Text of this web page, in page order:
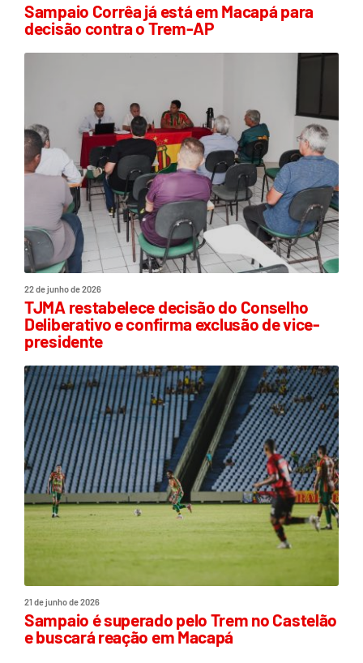
Sampaio Corrêa já está em Macapá para
decisão contra o Trem-AP
22 de junho de 2026
TJMA restabelece decisão do Conselho
Deliberativo e confirma exclusão de vice-
presidente
21 de junho de 2026
Sampaio é superado pelo Trem no Castelão
e buscará reação em Macapá